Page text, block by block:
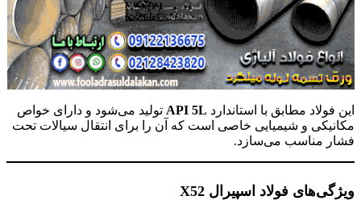
این فولاد مطابق با استاندارد API 5L تولید می‌شود و دارای خواص
مکانیکی و شیمیایی خاصی است که آن را برای انتقال سیالات تحت
فشار مناسب می‌سازد.
ویژگی‌های فولاد اسپیرال X52